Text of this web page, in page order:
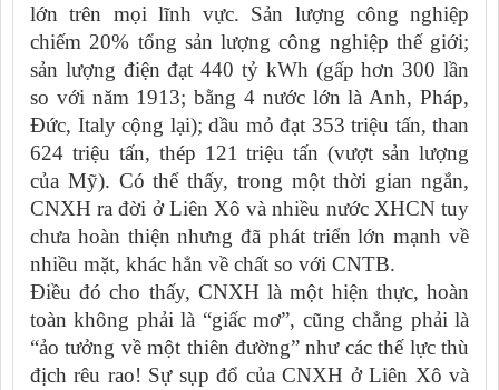
lớn trên mọi lĩnh vực. Sản lượng công nghiệp
chiếm 20% tổng sản lượng công nghiệp thế giới;
sản lượng điện đạt 440 tỷ kWh (gấp hơn 300 lần
so với năm 1913; bằng 4 nước lớn là Anh, Pháp,
Đức, Italy cộng lại); dầu mỏ đạt 353 triệu tấn, than
624 triệu tấn, thép 121 triệu tấn (vượt sản lượng
của Mỹ). Có thể thấy, trong một thời gian ngắn,
CNXH ra đời ở Liên Xô và nhiều nước XHCN tuy
chưa hoàn thiện nhưng đã phát triển lớn mạnh về
nhiều mặt, khác hẳn về chất so với CNTB.
Điều đó cho thấy, CNXH là một hiện thực, hoàn
toàn không phải là “giấc mơ”, cũng chẳng phải là
“ảo tưởng về một thiên đường” như các thế lực thù
địch rêu rao! Sự sụp đổ của CNXH ở Liên Xô và